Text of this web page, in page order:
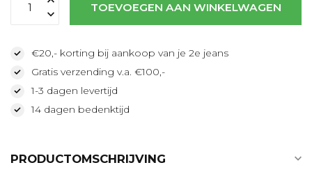
TOEVOEGEN AAN WINKELWAGEN
€20,- korting bij aankoop van je 2e jeans
Gratis verzending v.a. €100,-
1-3 dagen levertijd
14 dagen bedenktijd
PRODUCTOMSCHRIJVING